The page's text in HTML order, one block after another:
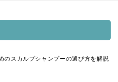
のスカルプシャンプーの選び方を解説